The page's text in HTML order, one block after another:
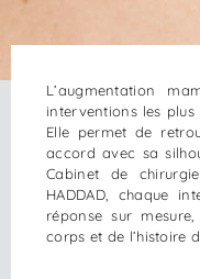
L’augmentation
interventions les plus
Elle permet de
accord avec sa
Cabinet de
HADDAD, chaque
réponse sur
corps et de l’histoire